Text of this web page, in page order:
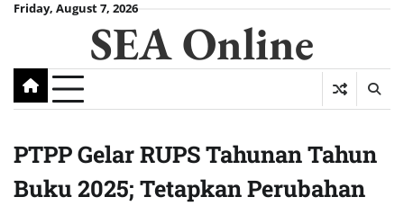
SkipFriday, August 7, 2026
SEA Online
PTPP Gelar RUPS Tahunan Tahun
Buku 2025; Tetapkan Perubahan